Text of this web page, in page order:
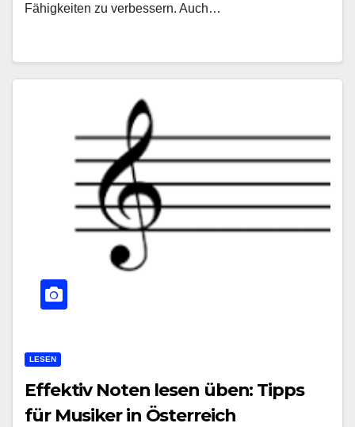
Fähigkeiten zu verbessern. Auch…
LESEN
Effektiv Noten lesen üben: Tipps
für Musiker in Österreich